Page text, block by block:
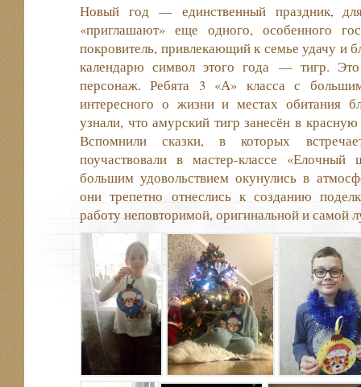
Новый год — единственный праздник,
«приглашают» еще одного, особенного
покровитель, привлекающий к семье удачу и
календарю символ этого года — тигр.
персонаж. Ребята 3 «А» класса с
интересного о жизни и местах обитания
узнали, что амурский тигр занесён в
Вспомнили сказки, в которых
поучаствовали в мастер-классе
большим удовольствием окунулись в
они трепетно отнеслись к созданию
работу неповторимой, оригинальной и самой